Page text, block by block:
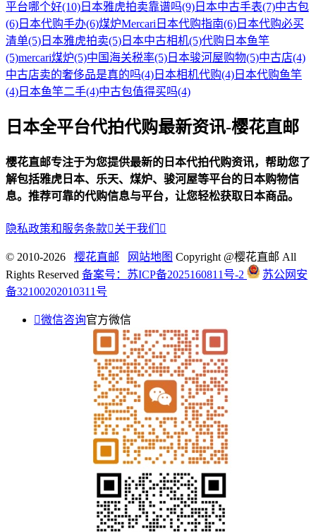
平台哪个好(10) 日本雅虎拍卖靠谱吗(9) 日本中古手表(7)中古包
(6) 日本代购手办(6)煤炉Mercari日本代购指南(6) 日本代购必买
清单(5) 日本雅虎拍卖(5) 日本中古相机(5)代购日本鱼竿
(5)mercari煤炉(5)中国海关税率(5) 日本骏河屋购物(5)中古店(4)
中古店卖的奢侈品是真的吗(4) 日本相机代购(4) 日本代购鱼竿
(4) 日本鱼竿二手(4)中古包值得买吗(4)
日本全平台代拍代购最新资讯-樱花直邮
樱花直邮专注于为您提供最新的日本代拍代购资讯，帮助您了
解包括雅虎日本、乐天、煤炉、骏河屋等平台的日本购物信
息。推荐可靠的代购信息与平台，让您轻松获取日本商品。
隐私政策和服务条款关于我们 
© 2010-2026 樱花直邮 网站地图 Copyright @樱花直邮 All
Rights Reserved 备案号：苏ICP备2025160811号-2
苏公网安
备32100202010311号
微信咨询官方微信